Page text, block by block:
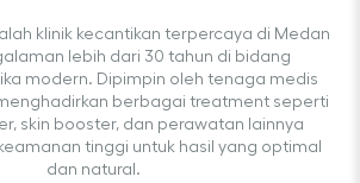
klinik kecantikan terpercaya di Medan
lebih dari 30 tahun di bidang
modern. Dipimpin oleh tenaga medis
berbagai treatment seperti
skin booster, dan perawatan lainnya
tinggi untuk hasil yang optimal
dan natural.